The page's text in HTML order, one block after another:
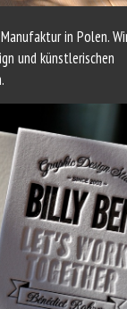
in Polen.
und künstlerischen